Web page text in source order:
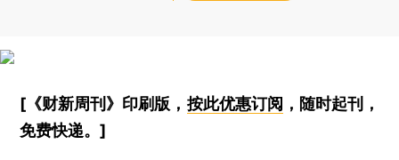
[《财新周刊》印刷版， 按此优惠订阅 ，随时起刊，
免费快递。]